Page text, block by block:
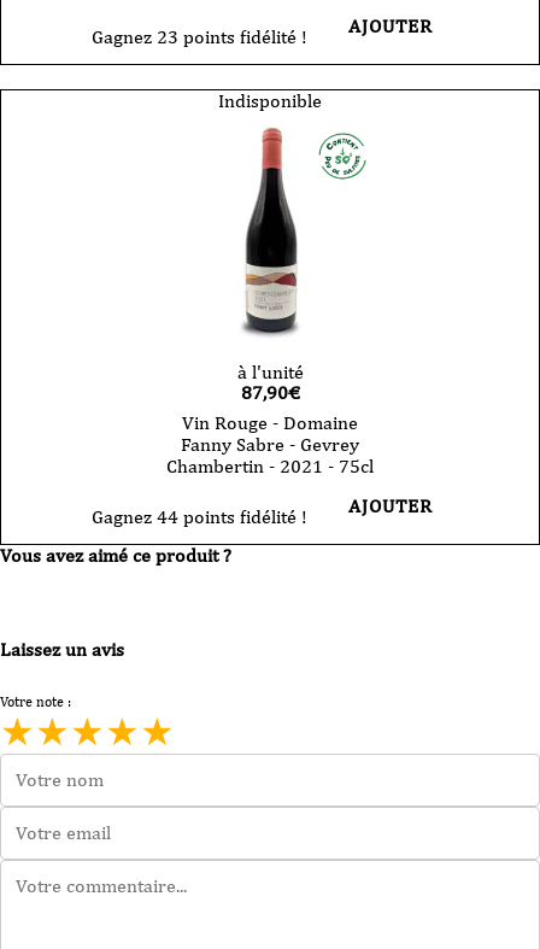
Gagnez 23 points fidélité ! AJOUTER
Indisponible
à l'unité
87,90€
Vin Rouge - Domaine
Fanny Sabre - Gevrey
Chambertin - 2021 - 75cl
Gagnez 44 points fidélité ! AJOUTER
Vous avez aimé ce produit ?
Laissez un avis
Votre note :
★★★★★